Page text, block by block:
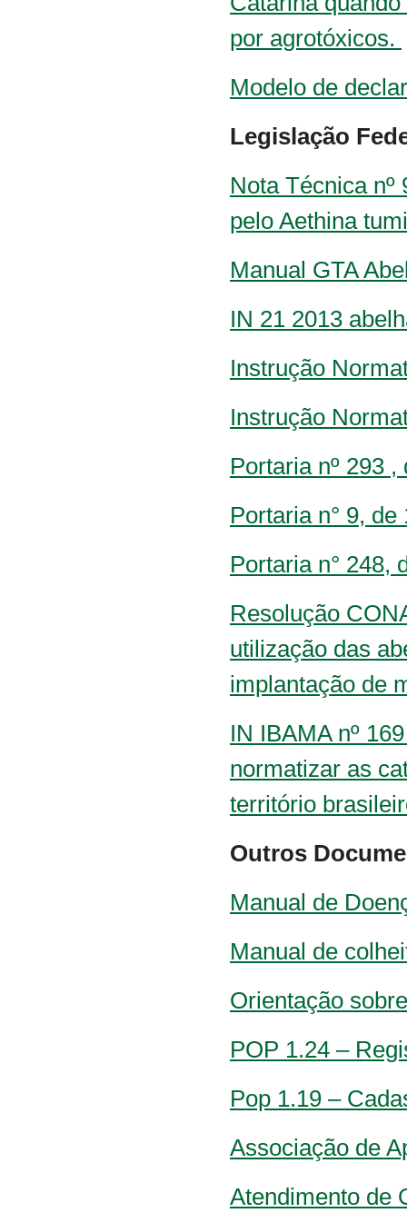
por agrotóxicos.
Modelo de
Legislação
Nota Técnica
pelo Aethina
Manual GTA
IN 21 2013
Instrução
Instrução
Portaria nº 293
Portaria n° 9,
Portaria n° 248,
Resolução
utilização das
implantação de
IN IBAMA nº
normatizar as
território
Outros
Manual de
Manual de
Orientação
POP 1.24 –
Pop 1.19 –
Associação de
Atendimento de